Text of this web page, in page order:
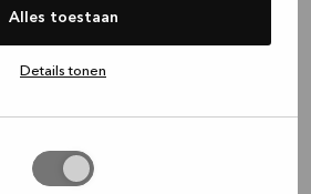
Alles toestaan
Details tonen